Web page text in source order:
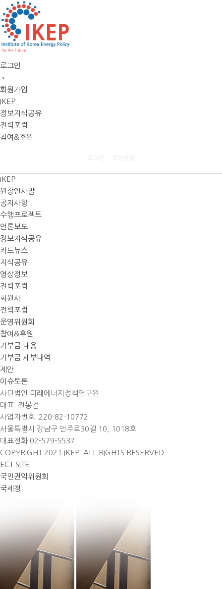
로그인
•
회원가입
IKEP
정보지식공유
전력포럼
참여&후원
IKEP
원장인사말
공지사항
수행프로젝트
언론보도
정보지식공유
카드뉴스
지식공유
영상정보
전력포럼
회원사
전력포럼
운영위원회
참여&후원
기부금 내용
기부금 세부내역
제안
이슈토론
사단법인 미래에너지정책연구원
대표: 전봉걸
사업자번호: 220-82-10772
서울특별시 강남구 언주로30길 10, 1018호
대표전화 02-579-5537
COPYRIGHT 2021 IKEP. ALL RIGHTS RESERVED.
ECT SITE
국민권익위원회
국세청